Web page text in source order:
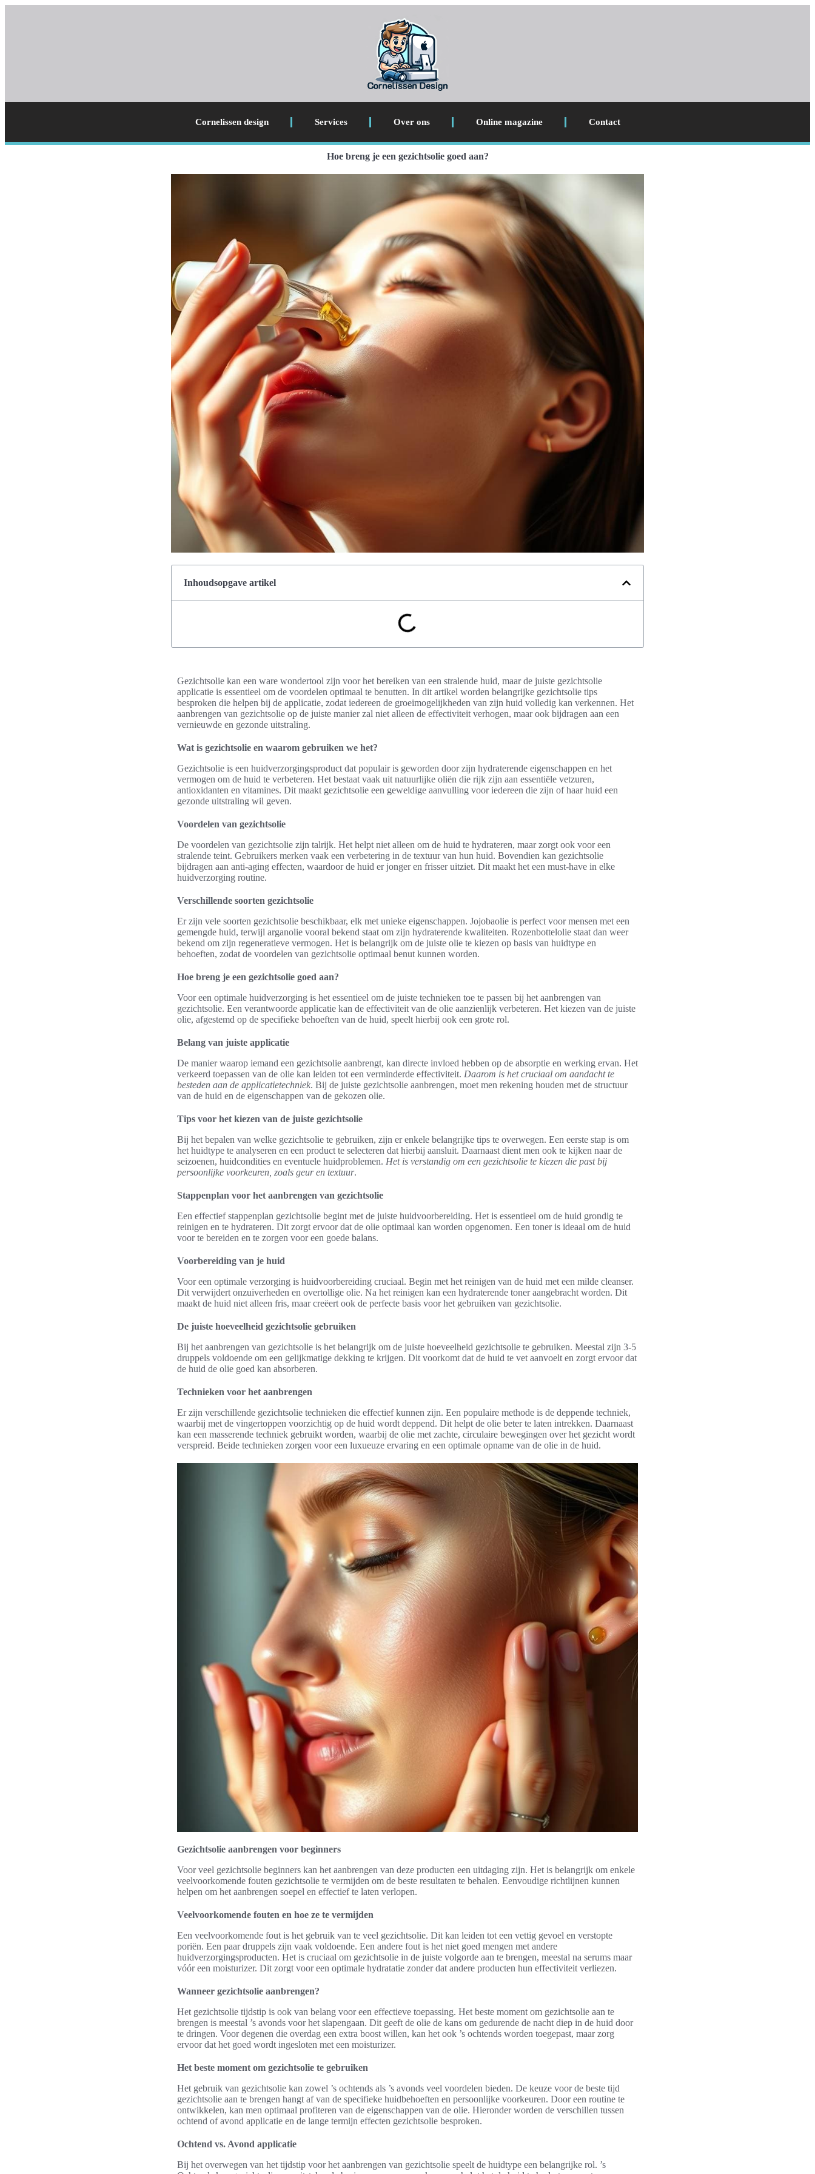
Cornelissen design Services Over ons Online magazine Contact
Hoe breng je een gezichtsolie goed aan?
Inhoudsopgave artikel
Gezichtsolie kan een ware wondertool zijn voor het bereiken van een stralende huid, maar de juiste gezichtsolie
applicatie is essentieel om de voordelen optimaal te benutten. In dit artikel worden belangrijke gezichtsolie tips
besproken die helpen bij de applicatie, zodat iedereen de groeimogelijkheden van zijn huid volledig kan verkennen. Het
aanbrengen van gezichtsolie op de juiste manier zal niet alleen de effectiviteit verhogen, maar ook bijdragen aan een
vernieuwde en gezonde uitstraling.
Wat is gezichtsolie en waarom gebruiken we het?
Gezichtsolie is een huidverzorgingsproduct dat populair is geworden door zijn hydraterende eigenschappen en het
vermogen om de huid te verbeteren. Het bestaat vaak uit natuurlijke oliën die rijk zijn aan essentiële vetzuren,
antioxidanten en vitamines. Dit maakt gezichtsolie een geweldige aanvulling voor iedereen die zijn of haar huid een
gezonde uitstraling wil geven.
Voordelen van gezichtsolie
De voordelen van gezichtsolie zijn talrijk. Het helpt niet alleen om de huid te hydrateren, maar zorgt ook voor een
stralende teint. Gebruikers merken vaak een verbetering in de textuur van hun huid. Bovendien kan gezichtsolie
bijdragen aan anti-aging effecten, waardoor de huid er jonger en frisser uitziet. Dit maakt het een must-have in elke
huidverzorging routine.
Verschillende soorten gezichtsolie
Er zijn vele soorten gezichtsolie beschikbaar, elk met unieke eigenschappen. Jojobaolie is perfect voor mensen met een
gemengde huid, terwijl arganolie vooral bekend staat om zijn hydraterende kwaliteiten. Rozenbottelolie staat dan weer
bekend om zijn regeneratieve vermogen. Het is belangrijk om de juiste olie te kiezen op basis van huidtype en
behoeften, zodat de voordelen van gezichtsolie optimaal benut kunnen worden.
Hoe breng je een gezichtsolie goed aan?
Voor een optimale huidverzorging is het essentieel om de juiste technieken toe te passen bij het aanbrengen van
gezichtsolie. Een verantwoorde applicatie kan de effectiviteit van de olie aanzienlijk verbeteren. Het kiezen van de juiste
olie, afgestemd op de specifieke behoeften van de huid, speelt hierbij ook een grote rol.
Belang van juiste applicatie
De manier waarop iemand een gezichtsolie aanbrengt, kan directe invloed hebben op de absorptie en werking ervan. Het
verkeerd toepassen van de olie kan leiden tot een verminderde effectiviteit. Daarom is het cruciaal om aandacht te
besteden aan de applicatietechniek. Bij de juiste gezichtsolie aanbrengen, moet men rekening houden met de structuur
van de huid en de eigenschappen van de gekozen olie.
Tips voor het kiezen van de juiste gezichtsolie
Bij het bepalen van welke gezichtsolie te gebruiken, zijn er enkele belangrijke tips te overwegen. Een eerste stap is om
het huidtype te analyseren en een product te selecteren dat hierbij aansluit. Daarnaast dient men ook te kijken naar de
seizoenen, huidcondities en eventuele huidproblemen. Het is verstandig om een gezichtsolie te kiezen die past bij
persoonlijke voorkeuren, zoals geur en textuur.
Stappenplan voor het aanbrengen van gezichtsolie
Een effectief stappenplan gezichtsolie begint met de juiste huidvoorbereiding. Het is essentieel om de huid grondig te
reinigen en te hydrateren. Dit zorgt ervoor dat de olie optimaal kan worden opgenomen. Een toner is ideaal om de huid
voor te bereiden en te zorgen voor een goede balans.
Voorbereiding van je huid
Voor een optimale verzorging is huidvoorbereiding cruciaal. Begin met het reinigen van de huid met een milde cleanser.
Dit verwijdert onzuiverheden en overtollige olie. Na het reinigen kan een hydraterende toner aangebracht worden. Dit
maakt de huid niet alleen fris, maar creëert ook de perfecte basis voor het gebruiken van gezichtsolie.
De juiste hoeveelheid gezichtsolie gebruiken
Bij het aanbrengen van gezichtsolie is het belangrijk om de juiste hoeveelheid gezichtsolie te gebruiken. Meestal zijn 3-5
druppels voldoende om een gelijkmatige dekking te krijgen. Dit voorkomt dat de huid te vet aanvoelt en zorgt ervoor dat
de huid de olie goed kan absorberen.
Technieken voor het aanbrengen
Er zijn verschillende gezichtsolie technieken die effectief kunnen zijn. Een populaire methode is de deppende techniek,
waarbij met de vingertoppen voorzichtig op de huid wordt deppend. Dit helpt de olie beter te laten intrekken. Daarnaast
kan een masserende techniek gebruikt worden, waarbij de olie met zachte, circulaire bewegingen over het gezicht wordt
verspreid. Beide technieken zorgen voor een luxueuze ervaring en een optimale opname van de olie in de huid.
Gezichtsolie aanbrengen voor beginners
Voor veel gezichtsolie beginners kan het aanbrengen van deze producten een uitdaging zijn. Het is belangrijk om enkele
veelvoorkomende fouten gezichtsolie te vermijden om de beste resultaten te behalen. Eenvoudige richtlijnen kunnen
helpen om het aanbrengen soepel en effectief te laten verlopen.
Veelvoorkomende fouten en hoe ze te vermijden
Een veelvoorkomende fout is het gebruik van te veel gezichtsolie. Dit kan leiden tot een vettig gevoel en verstopte
poriën. Een paar druppels zijn vaak voldoende. Een andere fout is het niet goed mengen met andere
huidverzorgingsproducten. Het is cruciaal om gezichtsolie in de juiste volgorde aan te brengen, meestal na serums maar
vóór een moisturizer. Dit zorgt voor een optimale hydratatie zonder dat andere producten hun effectiviteit verliezen.
Wanneer gezichtsolie aanbrengen?
Het gezichtsolie tijdstip is ook van belang voor een effectieve toepassing. Het beste moment om gezichtsolie aan te
brengen is meestal ’s avonds voor het slapengaan. Dit geeft de olie de kans om gedurende de nacht diep in de huid door
te dringen. Voor degenen die overdag een extra boost willen, kan het ook ’s ochtends worden toegepast, maar zorg
ervoor dat het goed wordt ingesloten met een moisturizer.
Het beste moment om gezichtsolie te gebruiken
Het gebruik van gezichtsolie kan zowel ’s ochtends als ’s avonds veel voordelen bieden. De keuze voor de beste tijd
gezichtsolie aan te brengen hangt af van de specifieke huidbehoeften en persoonlijke voorkeuren. Door een routine te
ontwikkelen, kan men optimaal profiteren van de eigenschappen van de olie. Hieronder worden de verschillen tussen
ochtend of avond applicatie en de lange termijn effecten gezichtsolie besproken.
Ochtend vs. Avond applicatie
Bij het overwegen van het tijdstip voor het aanbrengen van gezichtsolie speelt de huidtype een belangrijke rol. ’s